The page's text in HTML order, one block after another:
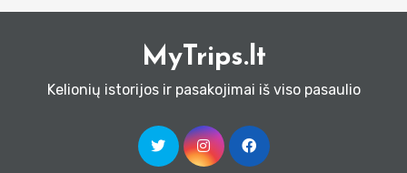
MyTrips.lt
Kelionių istorijos ir pasakojimai iš viso pasaulio